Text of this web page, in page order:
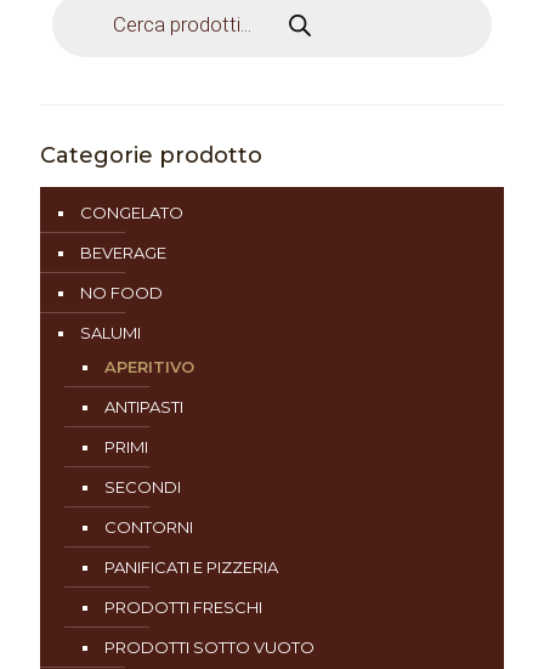
Categorie prodotto
CONGELATO
BEVERAGE
NO FOOD
SALUMI
APERITIVO
ANTIPASTI
PRIMI
SECONDI
CONTORNI
PANIFICATI E PIZZERIA
PRODOTTI FRESCHI
PRODOTTI SOTTO VUOTO